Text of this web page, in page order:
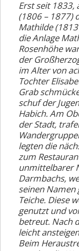
Erst seit 1833,
(1806 – 1877)
Mathilde
die Anlage
Rosenhöhe
der
im Alter von
Tochter
Grab
schuf der
Habich. Am
der Stadt,
legten die
zum
unmittelbarer
Darmbachs,
seinen Namen
Teiche. Diese
genutzt und
betreut. Nach
leicht
Beim